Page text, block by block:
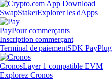
SwapStakerExplorer les dApps
PayPour commerçants
Inscription commerçant
Terminal de paiementSDK Pay
CronosLayer 1 compatible EVM
Explorez Cronos